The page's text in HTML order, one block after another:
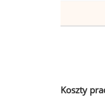
Koszty